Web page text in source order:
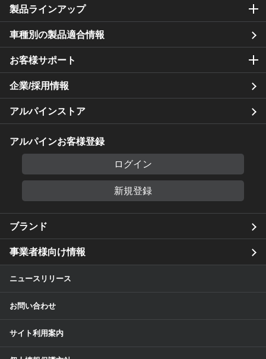
製品ラインアップ
車種別の製品適合情報
お客様サポート
企業/採用情報
アルパインストア
アルパインお客様登録
ログイン
新規登録
ブランド
事業者様向け情報
ニュースリリース
お問い合わせ
サイト利用案内